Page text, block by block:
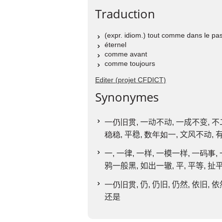
Traduction
(expr. idiom.) tout comme dans le
éternel
comme avant
comme toujours
Editer (projet CFDICT)
Synonymes
一仍旧贯, 一动不动, 一成不变, 不
稳稳, 平稳, 数年如一, 文风不动,
一, 一律, 一样, 一模一样, 一码事,
鸦一般黑, 如出一辙, 平, 平等, 扯
一仍旧贯, 仍, 仍旧 , 仍然, 依旧 , 依
还是